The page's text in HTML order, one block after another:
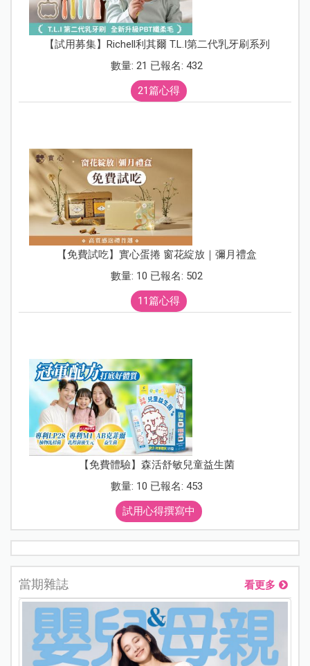
【試用募集】Richell利其爾 T.L.I第二代乳牙刷系列
數量: 21 已報名: 432
21篇心得
【免費試吃】實心蛋捲 窗花綻放｜彌月禮盒
數量: 10 已報名: 502
11篇心得
【免費體驗】森活舒敏兒童益生菌
數量: 10 已報名: 453
試用心得撰寫中
當期雜誌 看更多